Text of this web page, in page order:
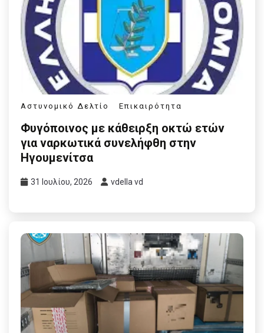
Αστυνομικό Δελτίο Επικαιρότητα
Φυγόποινος με κάθειρξη οκτώ ετών
για ναρκωτικά συνελήφθη στην
Ηγουμενίτσα
31 Ιουλίου, 2026 vdella vd